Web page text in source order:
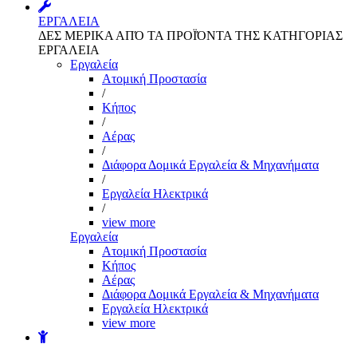
ΕΡΓΑΛΕΙΑ
ΔΕΣ ΜΕΡΙΚΑ ΑΠΌ ΤΑ ΠΡΟΪΌΝΤΑ ΤΗΣ ΚΑΤΗΓΟΡΙΑΣ
ΕΡΓΑΛΕΙΑ
Εργαλεία
Aτομική Προστασία
/
Kήπος
/
Αέρας
/
Διάφορα Δομικά Εργαλεία & Μηχανήματα
/
Εργαλεία Ηλεκτρικά
/
view more
Εργαλεία
Aτομική Προστασία
Kήπος
Αέρας
Διάφορα Δομικά Εργαλεία & Μηχανήματα
Εργαλεία Ηλεκτρικά
view more